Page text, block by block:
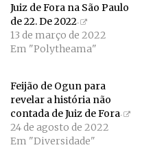
Juiz de Fora na São Paulo
de 22. De 2022
13 de março de 2022
Em "Polytheama"
Feijão de Ogun para
revelar a história não
contada de Juiz de Fora
24 de agosto de 2022
Em "Diversidade"